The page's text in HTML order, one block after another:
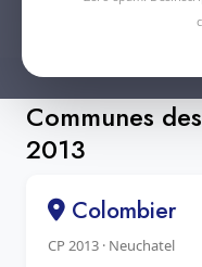
Communes
2013
Colombier
CP 2013 · Neuchatel